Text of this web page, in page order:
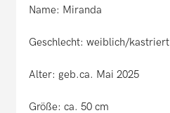
Name: Miranda
Geschlecht: weiblich/kastriert
Alter: geb.ca. Mai 2025
Größe: ca. 50 cm